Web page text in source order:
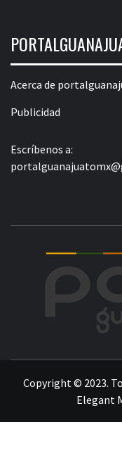
Acerca de
Publicidad
Escríbenos a:
Copyright © 2023.
Elegant